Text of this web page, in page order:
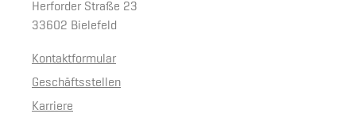
Herforder Straße 23
33602 Bielefeld
Kontaktformular
Geschäftsstellen
Karriere